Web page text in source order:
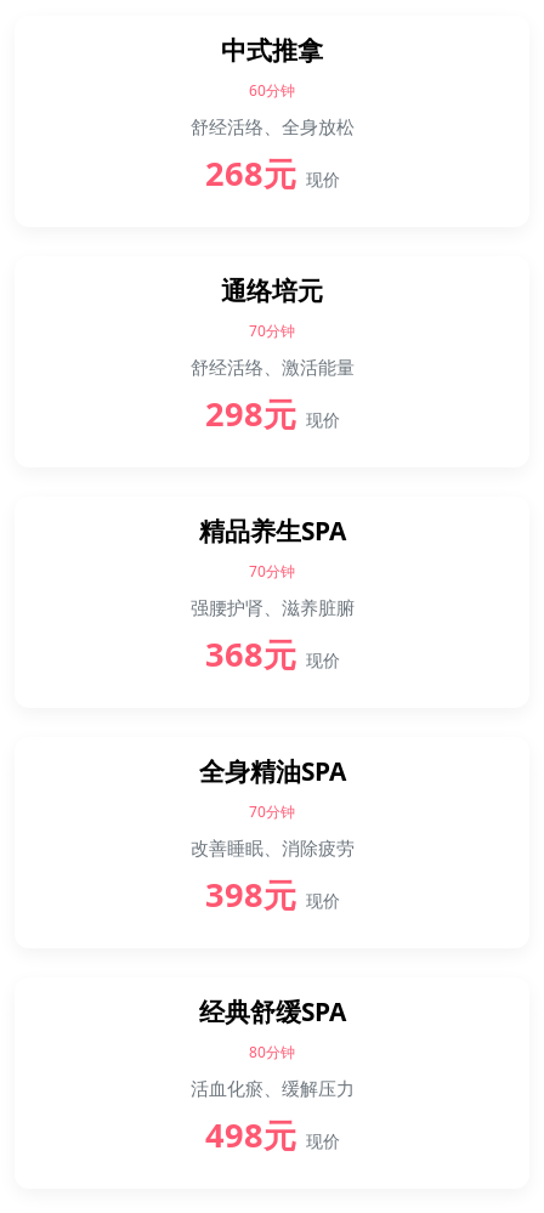
中式推拿
60分钟
舒经活络、全身放松
268元 现价
通络培元
70分钟
舒经活络、激活能量
298元 现价
精品养生SPA
70分钟
强腰护肾、滋养脏腑
368元 现价
全身精油SPA
70分钟
改善睡眠、消除疲劳
398元 现价
经典舒缓SPA
80分钟
活血化瘀、缓解压力
498元 现价